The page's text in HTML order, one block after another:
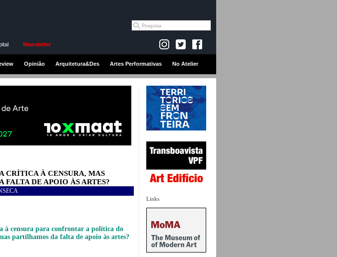
Newsletter
Opinião Arquitetura&Des Artes Performativas No Atelier
Links
CRÍTICA À CENSURA, MAS
FALTA DE APOIO ÀS ARTES?
à censura para confrontar a política do
partilhamos da falta de apoio às artes?